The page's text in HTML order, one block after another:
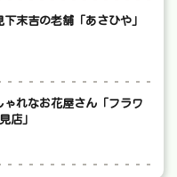
末吉の老舗「あさひや」
ゃれなお花屋さん「フラワ
店」